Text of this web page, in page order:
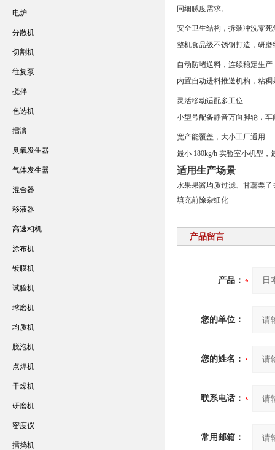
同细腻度需求。
安全卫生结构，拆装冲洗零死
整机食品级不锈钢打造，研
自动防堵送料，连续稳定生产
内置自动进料推送机构，粘
灵活移动适配多工位
小型号配备静音万向脚轮，
宽产能覆盖，大小工厂通用
最小 180kg/h 实验室小机型
适用生产场景
水果果酱均质过滤、甘薯栗
填充前除杂细化
产品留言
产品：
您的单位：
您的姓名：
联系电话：
常用邮箱：
电炉
分散机
切割机
往复泵
搅拌
色选机
擂溃
臭氧发生器
气体发生器
混合器
移液器
高速相机
涂布机
镀膜机
试验机
球磨机
均质机
脱泡机
点焊机
干燥机
研磨机
密度仪
擂捣机